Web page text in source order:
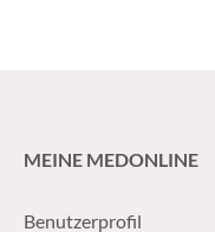
MEINE MEDONLINE
Benutzerprofil